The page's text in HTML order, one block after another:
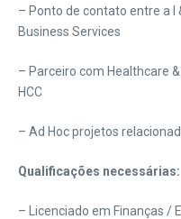
– Ponto de contato entre a I
Business Services
– Parceiro com Healthcare
HCC
– Ad Hoc projetos
Qualificações necessárias:
– Licenciado em Finanças /